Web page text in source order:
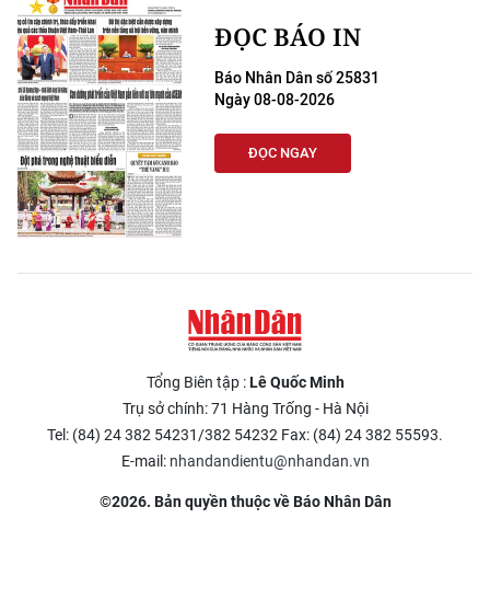
TRI THỨC CHUYÊN SÂU
54 DÂN TỘC VIỆT NAM
CHƯƠNG TRÌNH OCOP - MỖI XÃ
MỘT SẢN PHẨM
RADIO
MEDIA CENTER
Media Chính trị
Media Kinh tế
Media Văn hóa
ĐỌC BÁO IN
Báo Nhân Dân số 25831
Ngày 08-08-2026
ĐỌC NGAY
Tổng Biên tập :Lê Quốc Minh
Trụ sở chính: 71 Hàng Trống - Hà Nội
Tel: (84) 24 382 54231/382 54232 Fax: (84) 24 382 55593.
E-mail: nhandandientu@nhandan.vn
©2026. Bản quyền thuộc về Báo Nhân Dân